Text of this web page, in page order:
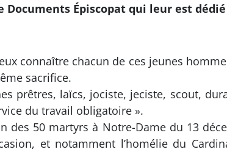
Documents Épiscopat qui leur est
connaître chacun de ces jeunes
sacrifice.
prêtres, laïcs, jociste, jeciste, scout,
du travail obligatoire ».
des 50 martyrs à Notre-Dame du 13
et notamment l’homélie du